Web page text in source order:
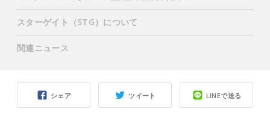
シェア ツイート LINEで送る
スターゲイト（STG）について
関連ニュース